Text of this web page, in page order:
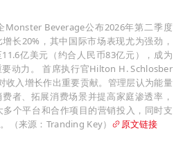
Monster Beverage公布2026年第二季度
长20%，其中国际市场表现尤为强劲，
亿美元（约合人民币83亿元），成为
动力。 首席执行官Hilton H. Schlosber
收入增长作出重要贡献。管理层认为能量
者、拓展消费场景并提高家庭渗透率，
多个平台和合作项目的营销投入，同时支
（来源：Tranding Key）
原文链接